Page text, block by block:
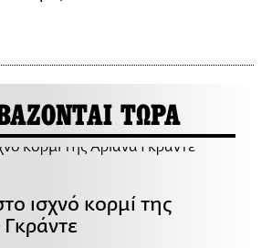
ΤΩΡΑ
ισχνό κορμί της